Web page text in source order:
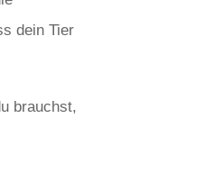
dein Tier
brauchst,